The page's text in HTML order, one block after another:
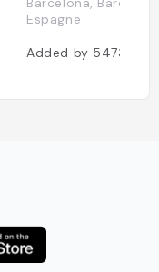
Espagne
Added by 5473